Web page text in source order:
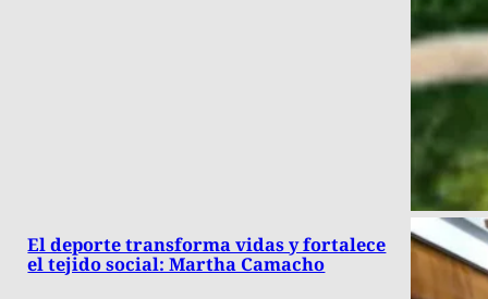
El deporte transforma vidas y fortalece
el tejido social: Martha Camacho